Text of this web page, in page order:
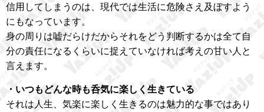
信用してしまうのは、現代では生活に危険さえ及ぼすよう
にもなっています。
身の周りは嘘だらけだからそれをどう判断するかは全て自
分の責任になるくらいに捉えていなければ考えの甘い人と
言えます。
・いつもどんな時も呑気に楽しく生きている
それは人生、気楽に楽しく生きるのは魅力的な事ではあり